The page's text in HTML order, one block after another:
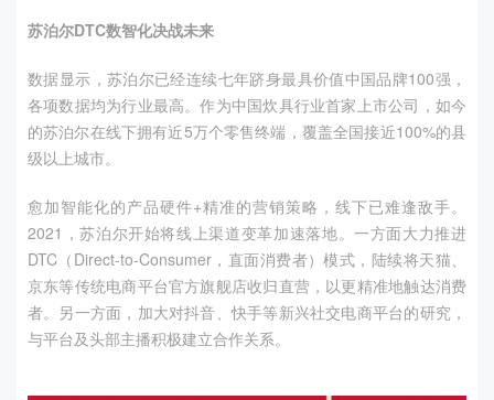
苏泊尔DTC数智化决战未来
数据显示，苏泊尔已经连续七年跻身最具价值中国品牌100强，
各项数据均为行业最高。作为中国炊具行业首家上市公司，如今
的苏泊尔在线下拥有近5万个零售终端，覆盖全国接近100%的县
级以上城市。
愈加智能化的产品硬件+精准的营销策略，线下已难逢敌手。
2021 ，苏泊尔开始将线上渠道变革加速落地。一方面大力推进
DTC （ Direct-to-Consumer，直面消费者）模式，陆续将天猫、
京东等传统电商平台官方旗舰店收归直营，以更精准地触达消费
者。另一方面，加大对抖音、快手等新兴社交电商平台的研究，
与平台及头部主播积极建立合作关系。